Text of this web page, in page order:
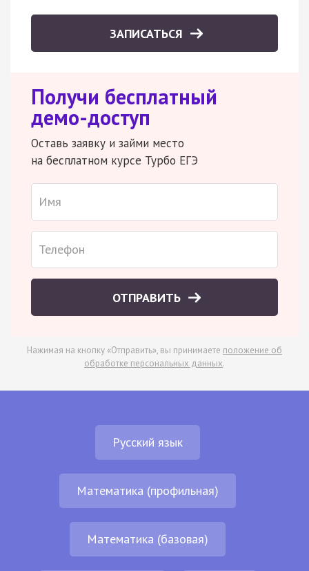
ЗАПИСАТЬСЯ
Получи бесплатный
демо-доступ
Оставь заявку и займи место
на бесплатном курсе Турбо ЕГЭ
ОТПРАВИТЬ
Нажимая на кнопку «Отправить», вы принимаете положение об
обработке персональных данных.
Русский язык
Математика (профильная)
Математика (базовая)